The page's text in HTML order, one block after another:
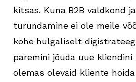
kitsas. Kuna B2B valdkond
turundamine ei ole meile
kohe hulgaliselt
paremini jõuda uue kliendini
olemas olevaid kliente